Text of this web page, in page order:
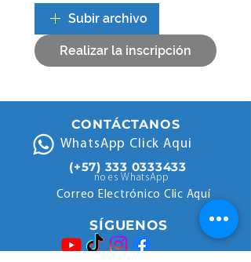
Subir archivo
Realizar la inscripción
CONTÁCTANOS
WhatsApp Click Aquí
(+57) 333 0333433
no es WhatsApp
Correo Electrónico Clic Aquí
SÍGUENOS